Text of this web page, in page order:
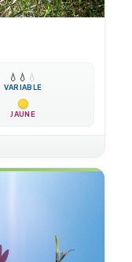
💧 💧 💧
VARIABLE
JAUNE